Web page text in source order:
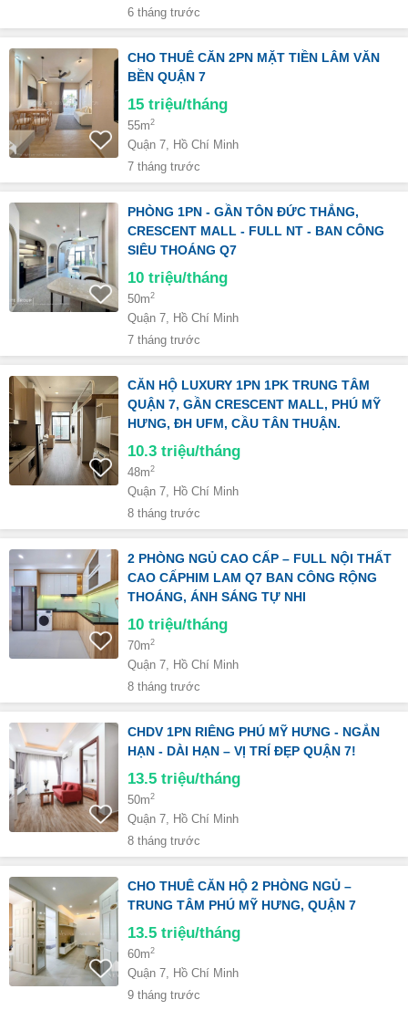
6 tháng trước
CHO THUÊ CĂN 2PN MẶT TIỀN LÂM VĂN
BỀN QUẬN 7
15 triệu/tháng
55m2
Quận 7, Hồ Chí Minh
7 tháng trước
PHÒNG 1PN - GẦN TÔN ĐỨC THẮNG,
CRESCENT MALL - FULL NT - BAN CÔNG
SIÊU THOÁNG Q7
10 triệu/tháng
50m2
Quận 7, Hồ Chí Minh
7 tháng trước
CĂN HỘ LUXURY 1PN 1PK TRUNG TÂM
QUẬN 7, GẦN CRESCENT MALL, PHÚ MỸ
HƯNG, ĐH UFM, CẦU TÂN THUẬN.
10.3 triệu/tháng
48m2
Quận 7, Hồ Chí Minh
8 tháng trước
2 PHÒNG NGỦ CAO CẤP – FULL NỘI THẤT
CAO CẤPHIM LAM Q7️ BAN CÔNG RỘNG
THOÁNG, ÁNH SÁNG TỰ NHI
10 triệu/tháng
70m2
Quận 7, Hồ Chí Minh
8 tháng trước
CHDV 1PN RIÊNG PHÚ MỸ HƯNG - NGẮN
HẠN - DÀI HẠN – VỊ TRÍ ĐẸP QUẬN 7!
13.5 triệu/tháng
50m2
Quận 7, Hồ Chí Minh
8 tháng trước
CHO THUÊ CĂN HỘ 2 PHÒNG NGỦ –
TRUNG TÂM PHÚ MỸ HƯNG, QUẬN 7
13.5 triệu/tháng
60m2
Quận 7, Hồ Chí Minh
9 tháng trước